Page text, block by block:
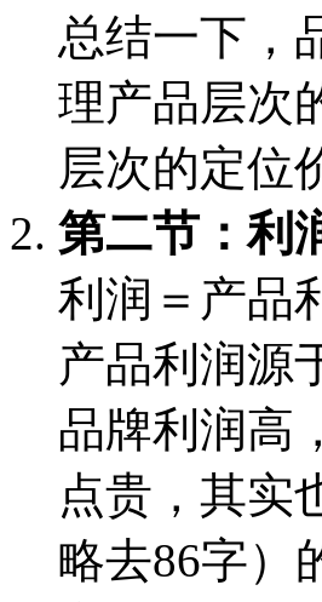
总结一下，
理产品层次
层次的定位
第二节：利
利润＝产品
产品利润源
品牌利润高
点贵，其实
略去86字）